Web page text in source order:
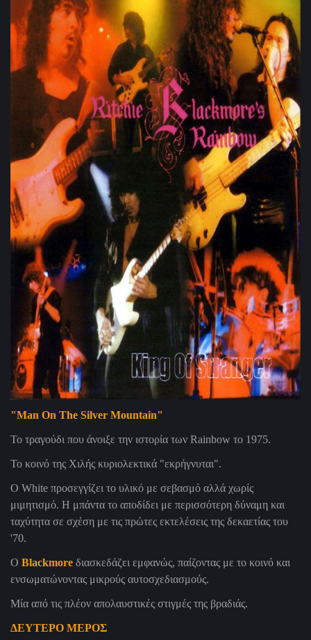
"Man On The Silver Mountain"
Το τραγούδι που άνοιξε την ιστορία των Rainbow το 1975.
Το κοινό της Χιλής κυριολεκτικά "εκρήγνυται".
Ο White προσεγγίζει το υλικό με σεβασμό αλλά χωρίς
μιμητισμό. Η μπάντα το αποδίδει με περισσότερη δύναμη και
ταχύτητα σε σχέση με τις πρώτες εκτελέσεις της δεκαετίας του
'70.
Ο Blackmore διασκεδάζει εμφανώς, παίζοντας με το κοινό και
ενσωματώνοντας μικρούς αυτοσχεδιασμούς.
Μία από τις πλέον απολαυστικές στιγμές της βραδιάς.
ΔΕΥΤΕΡΟ ΜΕΡΟΣ